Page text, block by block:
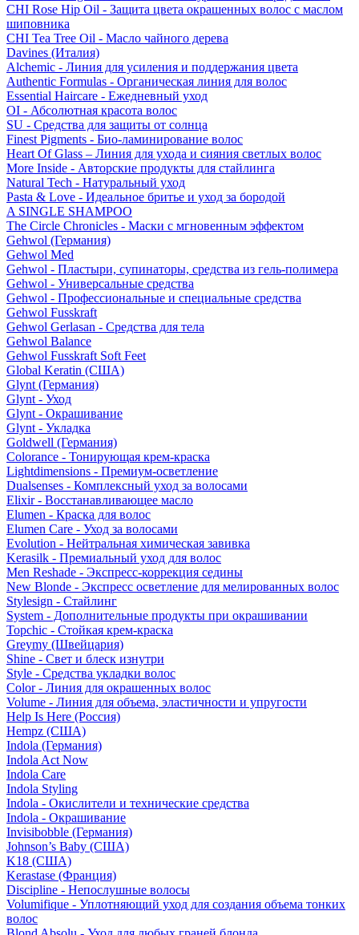
CHI Rose Hip Oil - Защита цвета окрашенных волос с маслом
шиповника
CHI Tea Tree Oil - Масло чайного дерева
Davines (Италия)
Alchemic - Линия для усиления и поддержания цвета
Authentic Formulas - Органическая линия для волос
Essential Haircare - Eжедневный уход
OI - Абсолютная красота волос
SU - Средства для защиты от солнца
Finest Pigments - Био-ламинирование волос
Heart Of Glass – Линия для ухода и сияния светлых волос
More Inside - Авторские продукты для стайлинга
Natural Tech - Натуральный уход
Pasta & Love - Идеальное бритье и уход за бородой
A SINGLE SHAMPOO
The Circle Chronicles - Маски с мгновенным эффектом
Gehwol (Германия)
Gehwol Med
Gehwol - Пластыри, супинаторы, средства из гель-полимера
Gehwol - Универсальные средства
Gehwol - Профессиональные и специальные средства
Gehwol Fusskraft
Gehwol Gerlasan - Средства для тела
Gehwol Balance
Gehwol Fusskraft Soft Feet
Global Keratin (США)
Glynt (Германия)
Glynt - Уход
Glynt - Окрашивание
Glynt - Укладка
Goldwell (Германия)
Colorance - Тонирующая крем-краска
Lightdimensions - Премиум-осветление
Dualsenses - Комплексный уход за волосами
Elixir - Восстанавливающее масло
Elumen - Краска для волос
Elumen Care - Уход за волосами
Evolution - Нейтральная химическая завивка
Kerasilk - Премиальный уход для волос
Men Reshade - Экспресс-коррекция седины
New Blonde - Экспресс осветление для мелированных волос
Stylesign - Стайлинг
System - Дополнительные продукты при окрашивании
Topchic - Стойкая крем-краска
Greymy (Швейцария)
Shine - Свет и блеск изнутри
Style - Средства укладки волос
Color - Линия для окрашенных волос
Volume - Линия для объема, эластичности и упругости
Help Is Here (Россия)
Hempz (США)
Indola (Германия)
Indola Act Now
Indola Care
Indola Styling
Indola - Окислители и технические средства
Indola - Окрашивание
Invisibobble (Германия)
Johnson’s Baby (США)
K18 (США)
Kerastase (Франция)
Discipline - Непослушные волосы
Volumifique - Уплотняющий уход для создания объема тонких
волос